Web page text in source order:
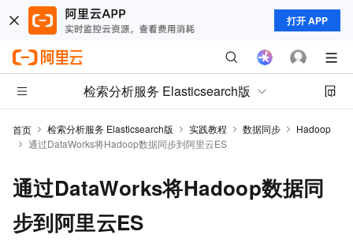
打开 APP
检索分析服务 Elasticsearch版
首页 检索分析服务 Elasticsearch版 实践教程 数据同步
Hadoop
通过DataWorks将Hadoop数据同步到阿里云ES
通过DataWorks将Hadoop数据同
步到阿里云ES